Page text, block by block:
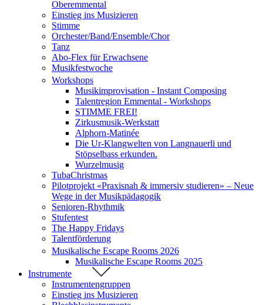
Oberemmental
Einstieg ins Musizieren
Stimme
Orchester/Band/Ensemble/Chor
Tanz
Abo-Flex für Erwachsene
Musikfestwoche
Workshops
Musikimprovisation - Instant Composing
Talentregion Emmental - Workshops
STIMME FREI!
Zirkusmusik-Werkstatt
Alphorn-Matinée
Die Ur-Klangwelten von Langnauerli und
Stöpselbass erkunden.
Wurzelmusig
TubaChristmas
Pilotprojekt «Praxisnah & immersiv studieren» – Neue
Wege in der Musikpädagogik
Senioren-Rhythmik
Stufentest
The Happy Fridays
Talentförderung
Musikalische Escape Rooms 2026
Musikalische Escape Rooms 2025
Instrumente
Instrumentengruppen
Einstieg ins Musizieren